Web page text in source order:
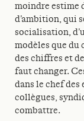
moindre estime
d’ambition, qui
socialisation,
modèles que du
des chiffres et
faut changer.
dans le chef des
collègues,
combattre.